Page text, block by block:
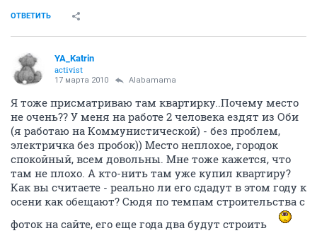
ОТВЕТИТЬ
YA_Katrin
activist
17 марта 2010 Alabamama
Я тоже присматриваю там квартирку..Почему место
не очень?? У меня на работе 2 человека ездят из Оби
(я работаю на Коммунистической) - без проблем,
электричка без пробок)) Место неплохое, городок
спокойный, всем довольны. Мне тоже кажется, что
там не плохо. А кто-нить там уже купил квартиру?
Как вы считаете - реально ли его сдадут в этом году к
осени как обещают? Сюдя по темпам строительства с
фоток на сайте, его еще года два будут строить